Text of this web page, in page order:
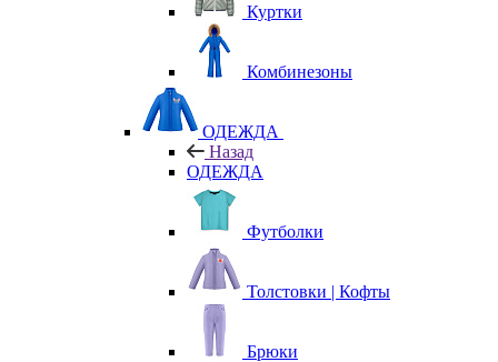
Куртки
Комбинезоны
ОДЕЖДА
Назад
ОДЕЖДА
Футболки
Толстовки | Кофты
Брюки